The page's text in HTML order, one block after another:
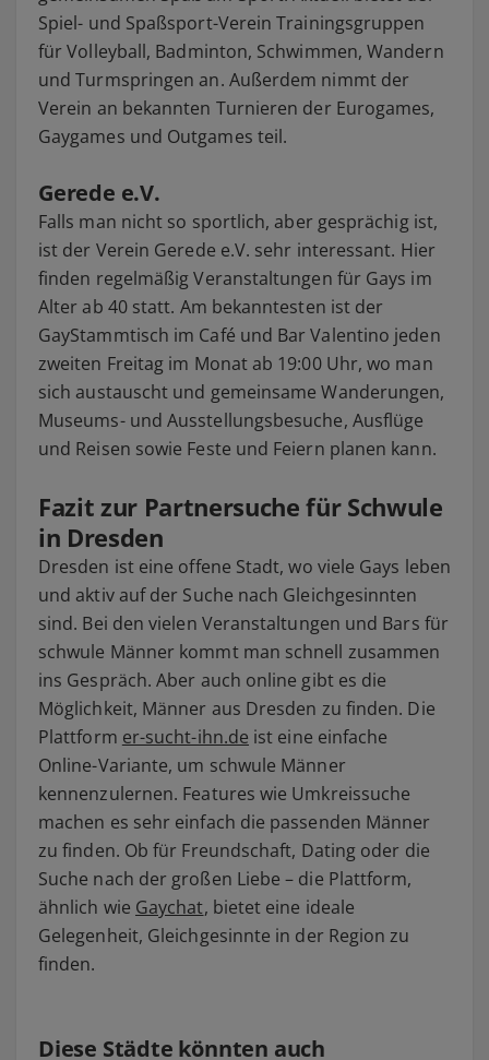
Spiel- und Spaßsport-Verein Trainingsgruppen
für Volleyball, Badminton, Schwimmen, Wandern
und Turmspringen an. Außerdem nimmt der
Verein an bekannten Turnieren der Eurogames,
Gaygames und Outgames teil.
Gerede e.V.
Falls man nicht so sportlich, aber gesprächig ist,
ist der Verein Gerede e.V. sehr interessant. Hier
finden regelmäßig Veranstaltungen für Gays im
Alter ab 40 statt. Am bekanntesten ist der
GayStammtisch im Café und Bar Valentino jeden
zweiten Freitag im Monat ab 19:00 Uhr, wo man
sich austauscht und gemeinsame Wanderungen,
Museums- und Ausstellungsbesuche, Ausflüge
und Reisen sowie Feste und Feiern planen kann.
Fazit zur Partnersuche für Schwule
in Dresden
Dresden ist eine offene Stadt, wo viele Gays leben
und aktiv auf der Suche nach Gleichgesinnten
sind. Bei den vielen Veranstaltungen und Bars für
schwule Männer kommt man schnell zusammen
ins Gespräch. Aber auch online gibt es die
Möglichkeit, Männer aus Dresden zu finden. Die
Plattform er-sucht-ihn.de ist eine einfache
Online-Variante, um schwule Männer
kennenzulernen. Features wie Umkreissuche
machen es sehr einfach die passenden Männer
zu finden. Ob für Freundschaft, Dating oder die
Suche nach der großen Liebe – die Plattform,
ähnlich wie Gaychat, bietet eine ideale
Gelegenheit, Gleichgesinnte in der Region zu
finden.
Diese Städte könnten auch